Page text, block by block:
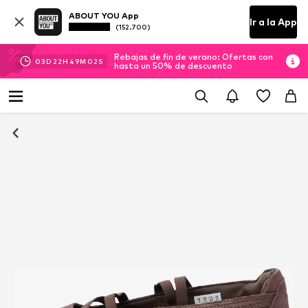
ABOUT YOU App
(152.700) Ir a la App
03D 22H 49M 02 S
Rebajas de fin de verano: Ofertas con
hasta un 50% de descuento